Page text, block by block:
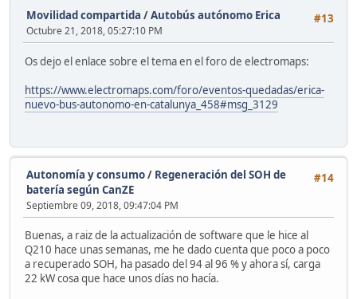
#13
Movilidad compartida /Autobús autónomo Erica
Octubre 21, 2018, 05:27:10 PM
Os dejo el enlace sobre el tema en el foro de electromaps:
https://www.electromaps.com/foro/eventos-quedadas/erica-
nuevo-bus-autonomo-en-catalunya_458#msg_3129
#14
Autonomía y consumo/ Regeneración del SOH de
batería según CanZE
Septiembre 09, 2018, 09:47:04 PM
Buenas, a raiz de la actualización de software que le hice al
Q210 hace unas semanas, me he dado cuenta que poco a poco
a recuperado SOH, ha pasado del 94 al 96 % y ahora sí, carga
22 kW cosa que hace unos días no hacía.